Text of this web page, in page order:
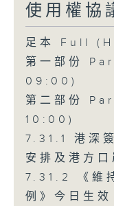
使用權協
足本 Full
第一部份
09:00)
第二部份
10:00)
7.31.1 港深
安排及港方
7.31.2 《維
例》今日生效